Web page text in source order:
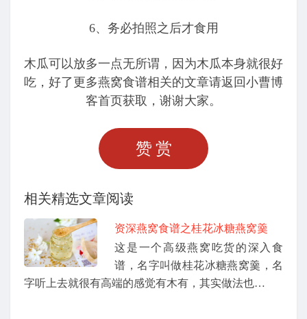
6、务必拍照之后才食用
木瓜可以放多一点无所谓，因为木瓜本身就很好
吃，好了更多燕窝食谱相关的文章请返回小曹博
客首页获取，谢谢大家。
赞赏
相关精选文章阅读
资深燕窝食谱之桂花冰糖燕窝羹
这是一个高级燕窝吃货的深入食
谱，名字叫做桂花冰糖燕窝羹，名
字听上去就很有高端的感觉有木有，其实做法也…